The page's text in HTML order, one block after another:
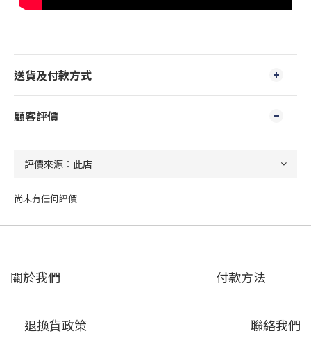
送貨及付款方式
顧客評價
尚未有任何評價
關於我們 付款方法
退換貨政策 聯絡我們